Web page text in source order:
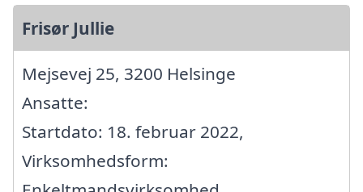
Frisør Jullie
Mejsevej 25, 3200 Helsinge
Ansatte:
Startdato: 18. februar 2022,
Virksomhedsform: